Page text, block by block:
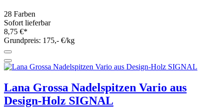
28 Farben
Sofort lieferbar
8,75 €*
Grundpreis: 175,- €/kg
Lana Grossa Nadelspitzen Vario aus
Design-Holz SIGNAL